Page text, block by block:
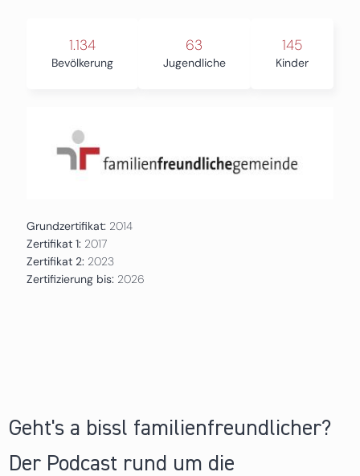
1.134
Bevölkerung
63
Jugendliche
145
Kinder
Grundzertifikat: 2014
Zertifikat 1: 2017
Zertifikat 2: 2023
Zertifizierung bis: 2026
Geht's a bissl familienfreundlicher?
Der Podcast rund um die